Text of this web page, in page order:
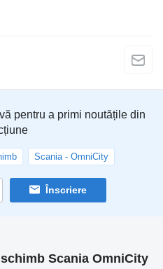
pentru a primi noutățile din
Scania - OmniCity
Înscriere
Scania OmniCity